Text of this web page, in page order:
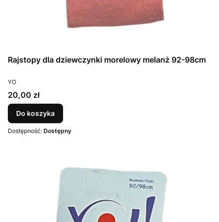
Rajstopy dla dziewczynki morelowy melanż 92-98cm
PRODUCENT
YO
Cena
20,00 zł
Do koszyka
Dostępność: Dostępny